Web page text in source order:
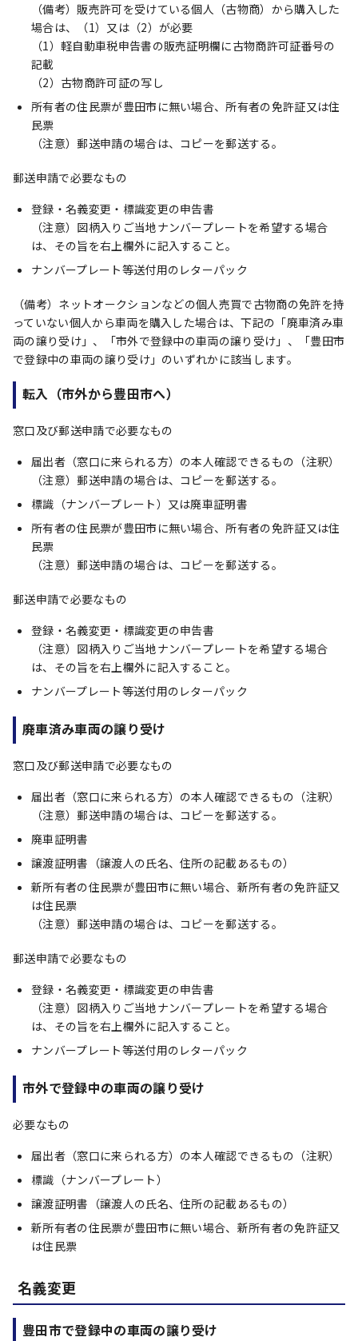
（備考）販売許可を受けている個人（古物商）から購入した
場合は、（1）又は（2）が必要
（1）軽自動車税申告書の販売証明欄に古物商許可証番号の
記載
（2）古物商許可証の写し
所有者の住民票が豊田市に無い場合、所有者の免許証又は住
民票
（注意）郵送申請の場合は、コピーを郵送する。
郵送申請で必要なもの
登録・名義変更・標識変更の申告書
（注意）図柄入りご当地ナンバープレートを希望する場合
は、その旨を右上欄外に記入すること。
ナンバープレート等送付用のレターパック
（備考）ネットオークションなどの個人売買で古物商の免許を持
っていない個人から車両を購入した場合は、下記の「廃車済み車
両の譲り受け」、「市外で登録中の車両の譲り受け」、「豊田市
で登録中の車両の譲り受け」のいずれかに該当します。
転入（市外から豊田市へ）
窓口及び郵送申請で必要なもの
届出者（窓口に来られる方）の本人確認できるもの（注釈）
（注意）郵送申請の場合は、コピーを郵送する。
標識（ナンバープレート）又は廃車証明書
所有者の住民票が豊田市に無い場合、所有者の免許証又は住
民票
（注意）郵送申請の場合は、コピーを郵送する。
郵送申請で必要なもの
登録・名義変更・標識変更の申告書
（注意）図柄入りご当地ナンバープレートを希望する場合
は、その旨を右上欄外に記入すること。
ナンバープレート等送付用のレターパック
廃車済み車両の譲り受け
窓口及び郵送申請で必要なもの
届出者（窓口に来られる方）の本人確認できるもの（注釈）
（注意）郵送申請の場合は、コピーを郵送する。
廃車証明書
譲渡証明書（譲渡人の氏名、住所の記載あるもの）
新所有者の住民票が豊田市に無い場合、新所有者の免許証又
は住民票
（注意）郵送申請の場合は、コピーを郵送する。
郵送申請で必要なもの
登録・名義変更・標識変更の申告書
（注意）図柄入りご当地ナンバープレートを希望する場合
は、その旨を右上欄外に記入すること。
ナンバープレート等送付用のレターパック
市外で登録中の車両の譲り受け
必要なもの
届出者（窓口に来られる方）の本人確認できるもの（注釈）
標識（ナンバープレート）
譲渡証明書（譲渡人の氏名、住所の記載あるもの）
新所有者の住民票が豊田市に無い場合、新所有者の免許証又
は住民票
名義変更
豊田市で登録中の車両の譲り受け